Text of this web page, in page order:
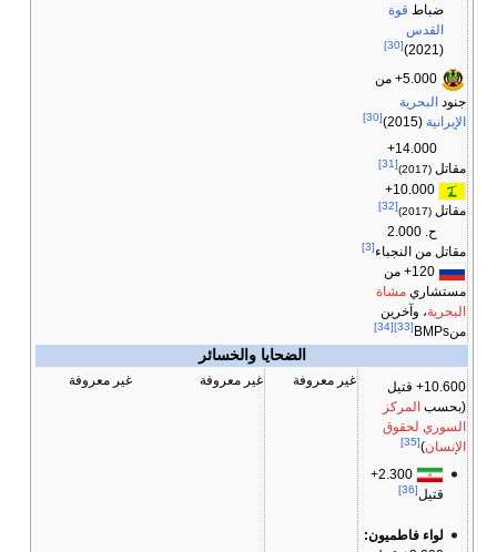
ضباط قوة
القدس
(2021)
[30]
5.000+ من
جنود البحرية
الإيرانية (2015)
[30]
14.000+
مقاتل (2017)
[31]
10.000+
مقاتل (2017)
[32]
ح. 2.000
مقاتل من النجباء[3]
120+ من
مستشاري مشاة
البحرية، وآخرين
منBMPs
[33]
[34]
الضحايا والخسائر
10.600+ قتيل
(بحسب المركز
السوري لحقوق
الإنسان)
[35]
2.300+
قتيل[36]
لواء فاطميون:
غير معروفة غير معروفة غير معروفة